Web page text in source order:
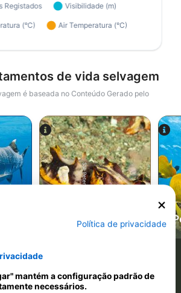
de vida selvagem
é baseada no Conteúdo Gerado pelo
SSI-Peter-Schinck
Política de privacidade
mantém a configuração padrão de
necessários.